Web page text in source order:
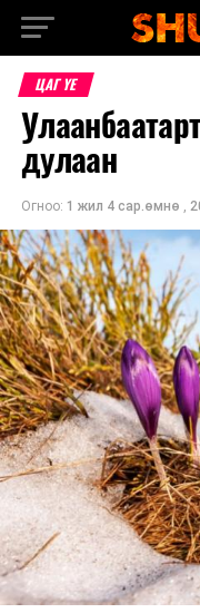
ЦАГ ҮЕ
дулаан
Огноо: 1 жил 4 сар.өмнө ,